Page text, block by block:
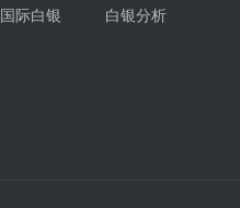
国际白银 白银分析